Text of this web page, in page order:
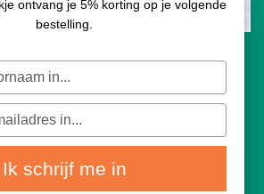
zeer effectieve methode om
het bovenooglid te behandelen.
ontvang je 5% korting op je volgende
bestelling.
Ik schrijf me in